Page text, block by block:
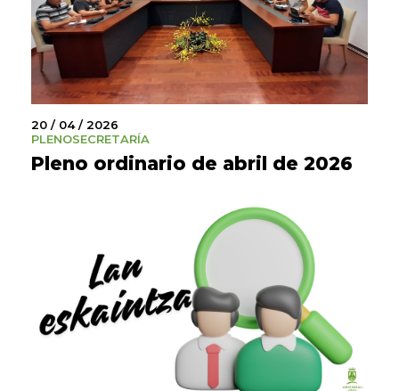
20 / 04 / 2026
PLENOSECRETARÍA
Pleno ordinario de abril de 2026